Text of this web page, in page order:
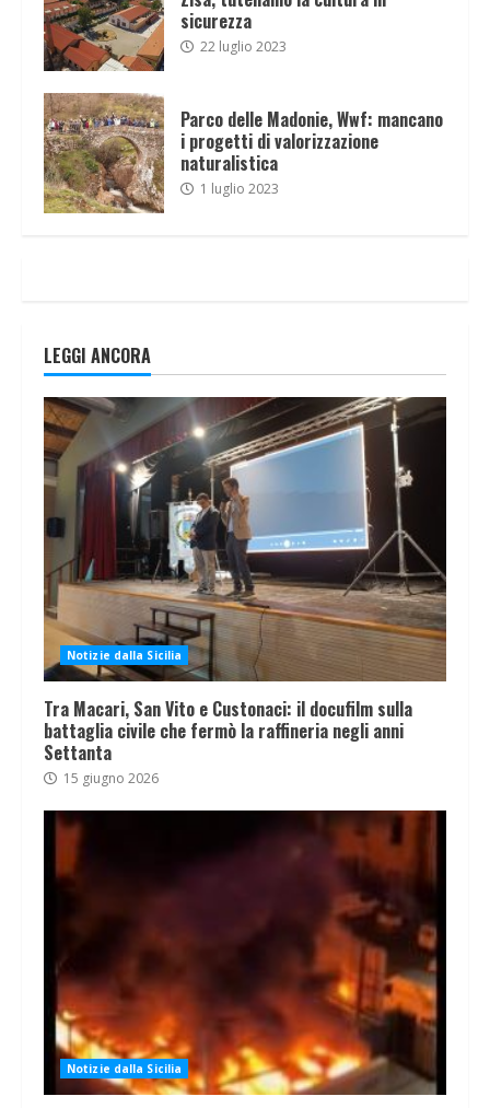
sicurezza
22 luglio 2023
Parco delle Madonie, Wwf: mancano
i progetti di valorizzazione
naturalistica
1 luglio 2023
LEGGI ANCORA
Notizie dalla Sicilia
Tra Macari, San Vito e Custonaci: il docufilm sulla
battaglia civile che fermò la raffineria negli anni
Settanta
15 giugno 2026
Notizie dalla Sicilia